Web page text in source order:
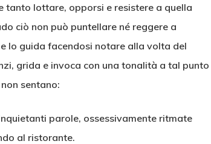
tanto lottare, opporsi e resistere a quella
ciò non può puntellare né reggere a
lo guida facendosi notare alla volta del
grida e invoca con una tonalità a tal punto
sentano:
parole, ossessivamente ritmate
al ristorante.